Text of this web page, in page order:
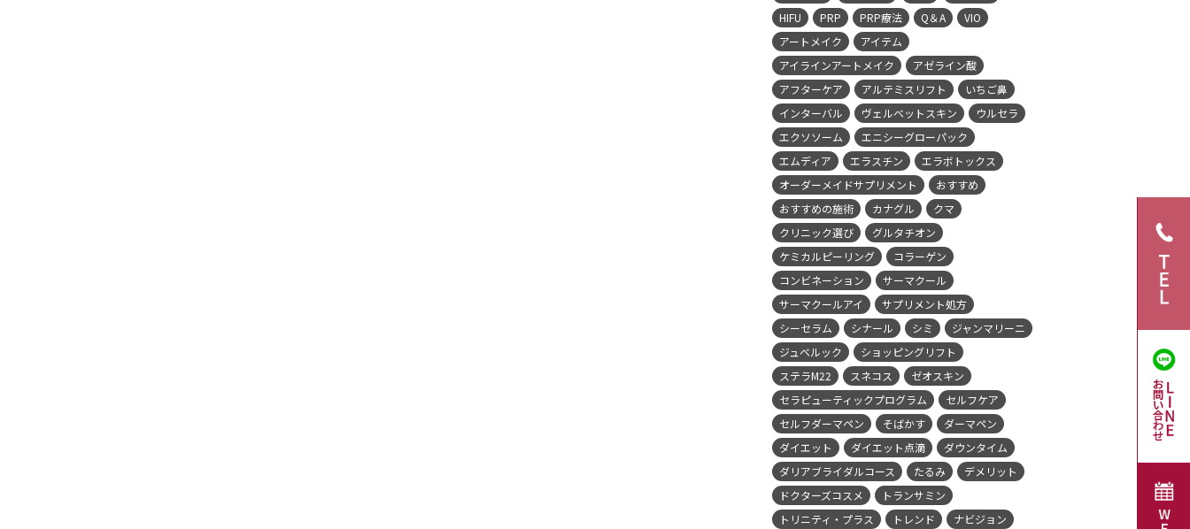
HIFU
PRP PRP療法 Q＆A
VIO
アートメイク
アイテム
アイラインアートメイク
アゼライン酸
アフターケア
アルテミスリフト
いちご鼻
インターバル
ヴェルベットスキン
ウルセラ
エクソソーム
エニシーグローパック
エムディア
エラスチン
エラボトックス
オーダーメイドサプリメント
おすすめ
おすすめの施術
カナグル
クマ
クリニック選び
グルタチオン
ケミカルピーリング
コラーゲン
コンビネーション
サーマクール
サーマクールアイ
サプリメント処方
シーセラム
シナール シミ
ジャンマリーニ
ジュベルック
ショッピングリフト
ステラM22
スネコス
ゼオスキン
セラピューティックプログラム
セルフケア
セルフダーマペン
そばかす
ダーマペン
ダイエット
ダイエット点滴
ダウンタイム
ダリアブライダルコース
たるみ
デメリット
ドクターズコスメ
トランサミン
トリニティ・プラス
トレンド
ナビジョン